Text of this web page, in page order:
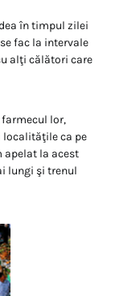
în timpul zilei
fac la intervale
alţi călători care
farmecul lor,
localităţile ca pe
apelat la acest
lungi şi trenul